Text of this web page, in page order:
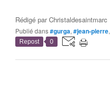
Rédigé parChristaldesaintmarc
Publié dans#gurga, #jean-pierre,
Repost 0